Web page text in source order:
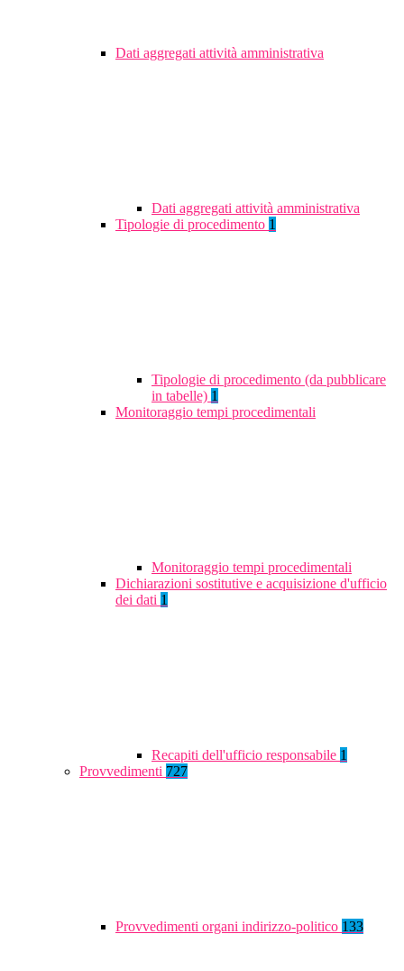
Dati aggregati attività amministrativa
Dati aggregati attività amministrativa
Tipologie di procedimento 1
Tipologie di procedimento (da pubblicare
in tabelle) 1
Monitoraggio tempi procedimentali
Monitoraggio tempi procedimentali
Dichiarazioni sostitutive e acquisizione d'ufficio
dei dati 1
Recapiti dell'ufficio responsabile 1
Provvedimenti 727
Provvedimenti organi indirizzo-politico 133